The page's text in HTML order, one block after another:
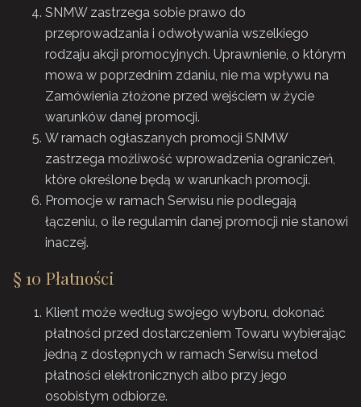
SNMW zastrzega sobie prawo do
przeprowadzania i odwoływania wszelkiego
rodzaju akcji promocyjnych. Uprawnienie, o którym
mowa w poprzednim zdaniu, nie ma wpływu na
Zamówienia złożone przed wejściem w życie
warunków danej promocji.
W ramach ogłaszanych promocji SNMW
zastrzega możliwość wprowadzenia ograniczeń,
które określone będą w warunkach promocji.
Promocje w ramach Serwisu nie podlegają
łączeniu, o ile regulamin danej promocji nie stanowi
inaczej.
§ 10 Płatności
Klient może według swojego wyboru, dokonać
płatności przed dostarczeniem Towaru wybierając
jedną z dostępnych w ramach Serwisu metod
płatności elektronicznych albo przy jego
osobistym odbiorze.